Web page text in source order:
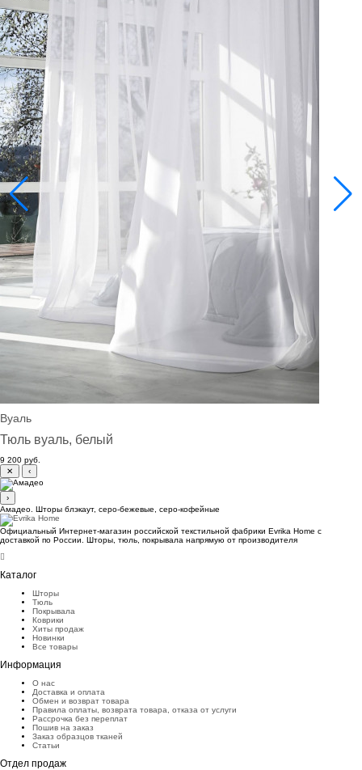
Вуаль
Тюль вуаль, белый
9 200 руб.
✕
‹
›
Амадео. Шторы блэкаут, серо-бежевые, серо-кофейные
Официальный Интернет-магазин российской текстильной фабрики Evrika Home c
доставкой по России. Шторы, тюль, покрывала напрямую от производителя
Каталог
Шторы
Тюль
Покрывала
Коврики
Хиты продаж
Новинки
Все товары
Информация
О нас
Доставка и оплата
Обмен и возврат товара
Правила оплаты, возврата товара, отказа от услуги
Рассрочка без переплат
Пошив на заказ
Заказ образцов тканей
Статьи
Отдел продаж